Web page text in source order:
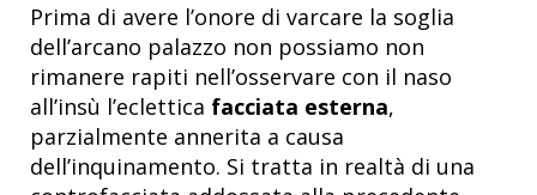
Prima di avere l’onore di varcare la soglia
dell’arcano palazzo non possiamo non
rimanere rapiti nell’osservare con il naso
all’insù l’eclettica facciata esterna,
parzialmente annerita a causa
dell’inquinamento. Si tratta in realtà di una